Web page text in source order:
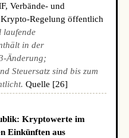
Verbände- und
Regelung öffentlich
laufende
in der
Änderung;
Steuersatz sind bis zum
Quelle [26]
Kryptowerte im
Einkünften aus